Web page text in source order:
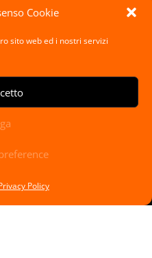
Cookie
sito web ed i nostri servizi
Policy